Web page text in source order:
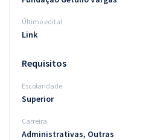
Último edital
Link
Requisitos
Escolaridade
Superior
Carreira
Administrativas, Outras